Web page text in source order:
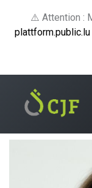
⚠️ Attention :
plattform.public.lu